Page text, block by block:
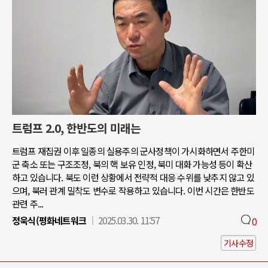
트럼프 2.0, 한반도의 미래는
트럼프 재집권 이후 일종의 실용주의 군사정책이 가시화하면서 주한미
군 축소 또는 구조조정, 북의 핵 보유 인정, 북미 대화 가능성 등이 확산
하고 있습니다. 북도 이런 상황에서 전략적 대응 수위를 낮추지 않고 있
으며, 북러 관계 밀착도 변수로 작용하고 있습니다. 이번 시간은 한반도
관련 주...
정욱식(평화네트워크
2025.03.30. 11:57 0
기사수정